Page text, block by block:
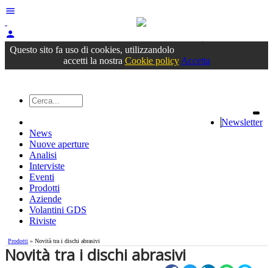
menu
person
Accedioppure registrati
Questo sito fa uso di cookies, utilizzandolo
accetti la nostra Cookie policy Accetta
Newsletter
News
Nuove aperture
Analisi
Interviste
Eventi
Prodotti
Aziende
Volantini GDS
Riviste
Prodotti » Novità tra i dischi abrasivi
Novità tra i dischi abrasivi